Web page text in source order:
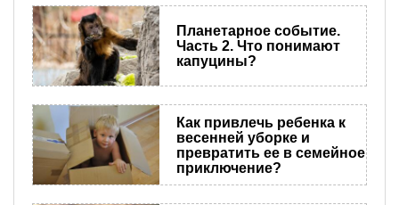
Планетарное событие.
Часть 2. Что понимают
капуцины?
Как привлечь ребенка к
весенней уборке и
превратить ее в семейное
приключение?